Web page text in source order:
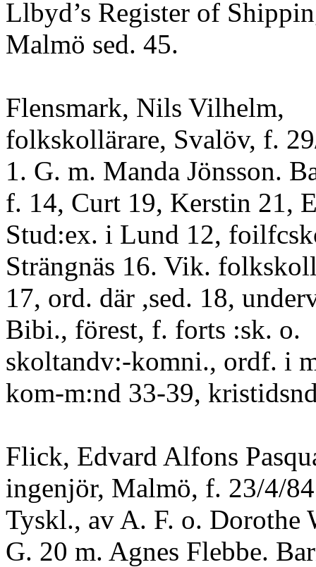
Llbyd’s Register of
Malmö sed. 45.
Flensmark, Nils Vilhelm,
folkskollärare, Svalöv, f.
1. G. m. Manda Jönsson.
f. 14, Curt 19, Kerstin 21,
Stud:ex. i Lund 12,
Strängnäs 16. Vik.
17, ord. där ,sed. 18,
Bibi., förest, f. forts :sk. o.
skoltandv:-komni., ordf. i
kom-m:nd 33-39,
Flick, Edvard Alfons
ingenjör, Malmö, f. 23/4/
Tyskl., av A. F. o. Dorothe
G. 20 m. Agnes Flebbe.